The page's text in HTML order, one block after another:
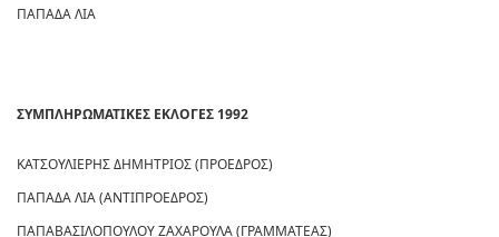
ΠΑΠΑΔΑ ΛΙΑ
ΣΥΜΠΛΗΡΩΜΑΤΙΚΕΣ ΕΚΛΟΓΕΣ 1992
ΚΑΤΣΟΥΛΙΕΡΗΣ ΔΗΜΗΤΡΙΟΣ (ΠΡΟΕΔΡΟΣ)
ΠΑΠΑΔΑ ΛΙΑ (ΑΝΤΙΠΡΟΕΔΡΟΣ)
ΠΑΠΑΒΑΣΙΛΟΠΟΥΛΟΥ ΖΑΧΑΡΟΥΛΑ (ΓΡΑΜΜΑΤΕΑΣ)